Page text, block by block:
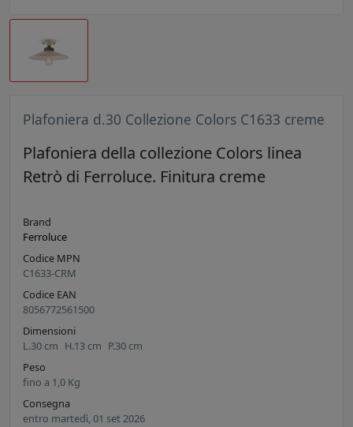
Plafoniera d.30 Collezione Colors C1633 creme
Plafoniera della collezione Colors linea
Retrò di Ferroluce. Finitura creme
Brand
Ferroluce
Codice MPN
C1633-CRM
Codice EAN
8056772561500
Dimensioni
L.30 cm H.13 cm P.30 cm
Peso
fino a 1,0 Kg
Consegna
entro martedì, 01 set 2026